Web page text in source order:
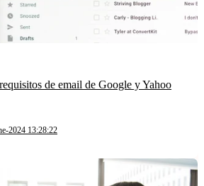
de email de Google y Yahoo
2024 13:28:22